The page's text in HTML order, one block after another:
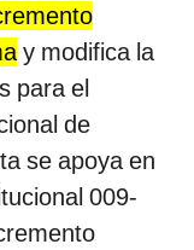
y modifica la
para el
de
se apoya en
009-